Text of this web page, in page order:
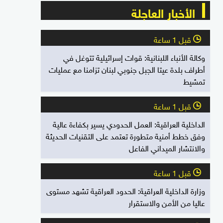
الأخبار العاجلة
l قبل 1 ساعة
وكالة الأنباء اللبنانية: قوات إسرائيلية تتوغل في
أطراف بلدة عيتا الجبل جنوبي لبنان تزامنا مع عمليات
تمشيط
l قبل 1 ساعة
الداخلية العراقية: العمل الحدودي يسير بكفاءة عالية
وفق خطط أمنية متطورة تعتمد على التقنيات الحديثة
والانتشار الميداني الفاعل
l قبل 1 ساعة
وزارة الداخلية العراقية: الحدود العراقية تشهد مستوى
عاليا من الأمن والاستقرار